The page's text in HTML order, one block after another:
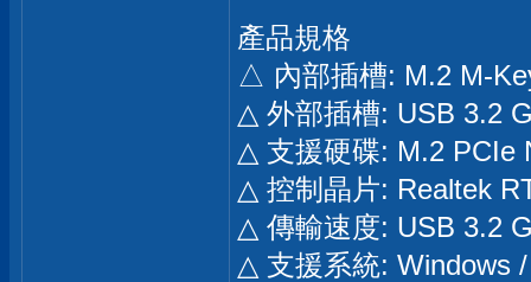
產品規格
△ 內部插槽: M.2 M-
△ 外部插槽: USB 3.2
△ 支援硬碟: M.2 PCIe
△ 控制晶片: Realtek
△ 傳輸速度: USB 3.2
△ 支援系統: Windows